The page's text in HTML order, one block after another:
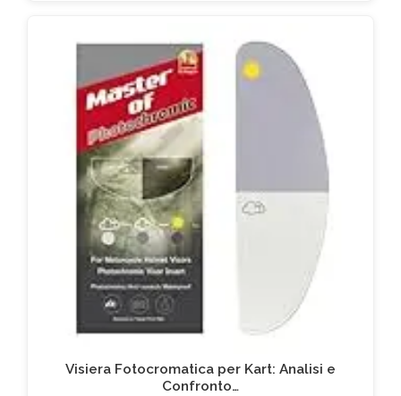
Visiera Fotocromatica per Kart: Analisi e
Confronto…